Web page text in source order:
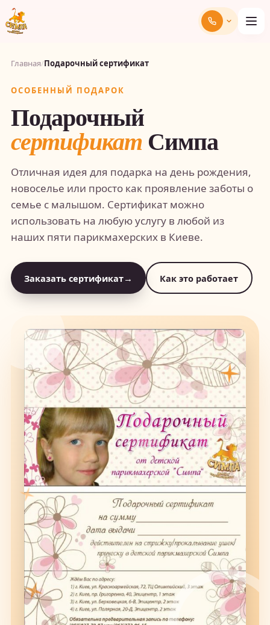
Главная/Подарочный сертификат
ОСОБЕННЫЙ ПОДАРОК
Подарочный
сертификат Симпа
Отличная идея для подарка на день рождения,
новоселье или просто как проявление заботы о
семье с малышом. Сертификат можно
использовать на любую услугу в любой из
наших пяти парикмахерских в Киеве.
Заказать сертификат→ Как это работает